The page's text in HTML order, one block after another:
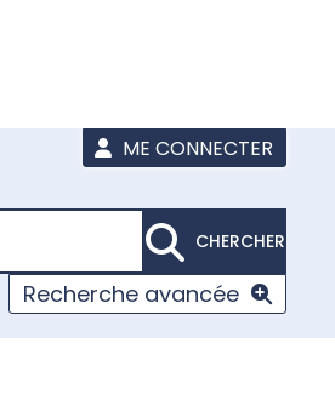
ME CONNECTER
CHERCHER
Recherche avancée